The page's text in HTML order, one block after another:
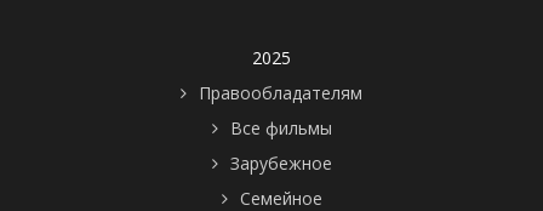
2025
Правообладателям
Все фильмы
Зарубежное
Семейное